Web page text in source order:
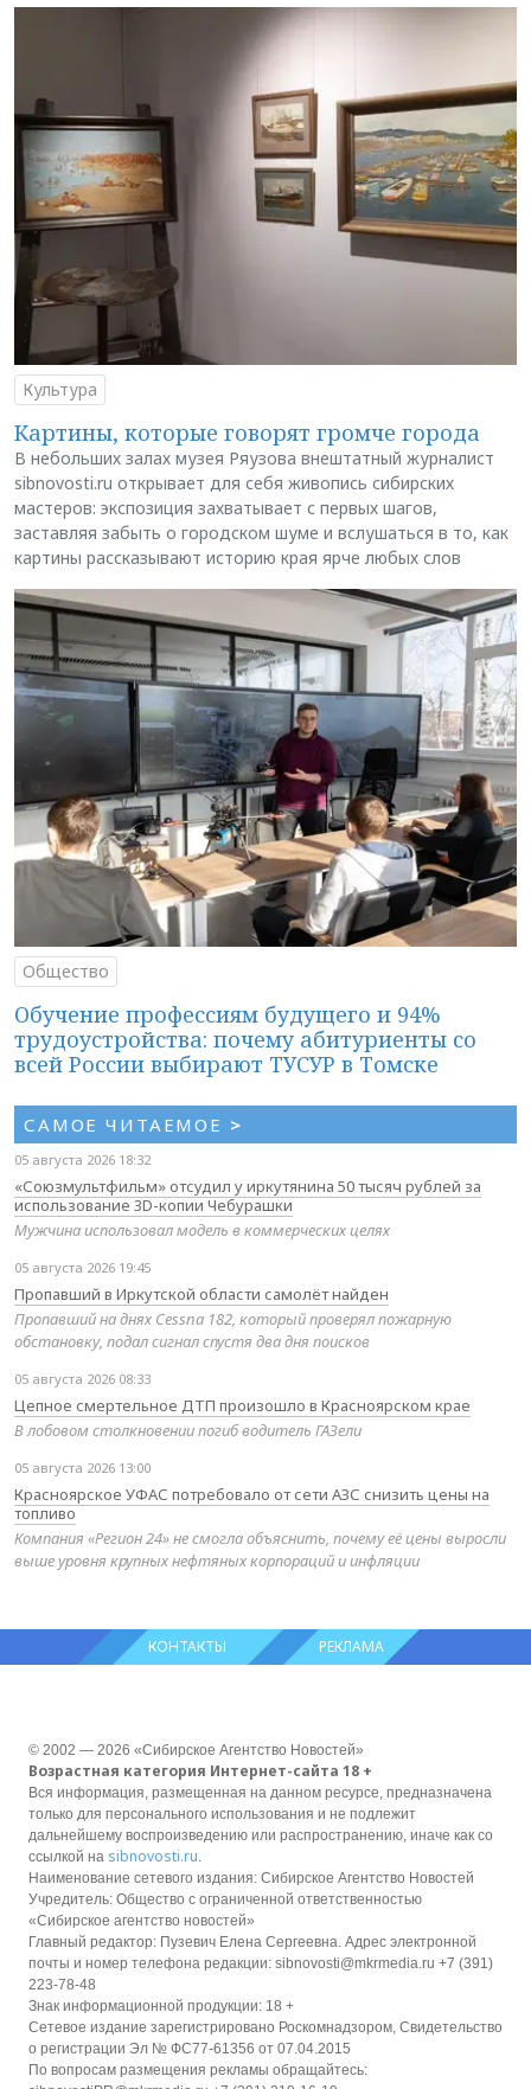
Культура
Картины, которые говорят громче города
В небольших залах музея Ряузова внештатный журналист
sibnovosti.ru открывает для себя живопись сибирских
мастеров: экспозиция захватывает с первых шагов,
заставляя забыть о городском шуме и вслушаться в то, как
картины рассказывают историю края ярче любых слов
Общество
Обучение профессиям будущего и 94%
трудоустройства: почему абитуриенты со
всей России выбирают ТУСУР в Томске
САМОЕ ЧИТАЕМОЕ >
05 августа 2026 18:32
«Союзмультфильм» отсудил у иркутянина 50 тысяч рублей за
использование 3D-копии Чебурашки
Мужчина использовал модель в коммерческих целях
05 августа 2026 19:45
Пропавший в Иркутской области самолёт найден
Пропавший на днях Cessna 182, который проверял пожарную
обстановку, подал сигнал спустя два дня поисков
05 августа 2026 08:33
Цепное смертельное ДТП произошло в Красноярском крае
В лобовом столкновении погиб водитель ГАЗели
05 августа 2026 13:00
Красноярское УФАС потребовало от сети АЗС снизить цены на
топливо
Компания «Регион 24» не смогла объяснить, почему её цены выросли
выше уровня крупных нефтяных корпораций и инфляции
КОНТАКТЫ РЕКЛАМА
© 2002 — 2026 «Сибирское Агентство Новостей»
Возрастная категория Интернет-сайта 18 +
Вся информация, размещенная на данном ресурсе, предназначена
только для персонального использования и не подлежит
дальнейшему воспроизведению или распространению, иначе как со
ссылкой на sibnovosti.ru
Наименование сетевого издания: Сибирское Агентство Новостей
Учредитель: Общество с ограниченной ответственностью
«Сибирское агентство новостей»
Главный редактор: Пузевич Елена Сергеевна. Адрес электронной
почты и номер телефона редакции: sibnovosti@mkrmedia.ru +7 (391)
223-78-48
Знак информационной продукции: 18 +
Сетевое издание зарегистрировано Роскомнадзором, Свидетельство
о регистрации Эл № ФС77-61356 от 07.04.2015
По вопросам размещения рекламы обращайтесь: